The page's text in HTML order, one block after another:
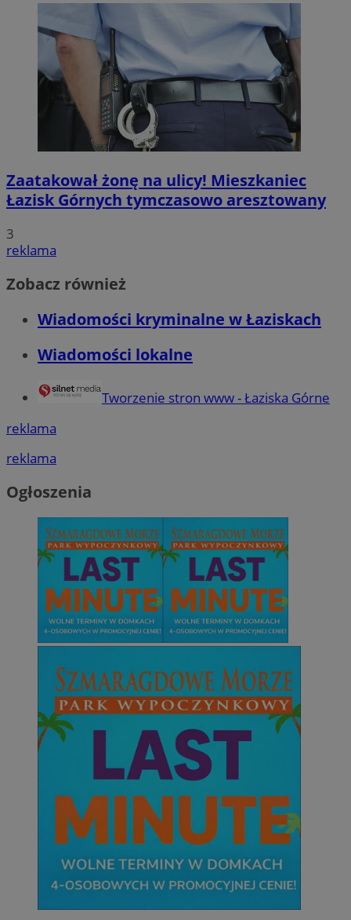
Zaatakował żonę na ulicy! Mieszkaniec
Łazisk Górnych tymczasowo aresztowany
3
reklama
Zobacz również
Wiadomości kryminalne w Łaziskach
Wiadomości lokalne
Tworzenie stron www - Łaziska Górne
reklama
reklama
Ogłoszenia